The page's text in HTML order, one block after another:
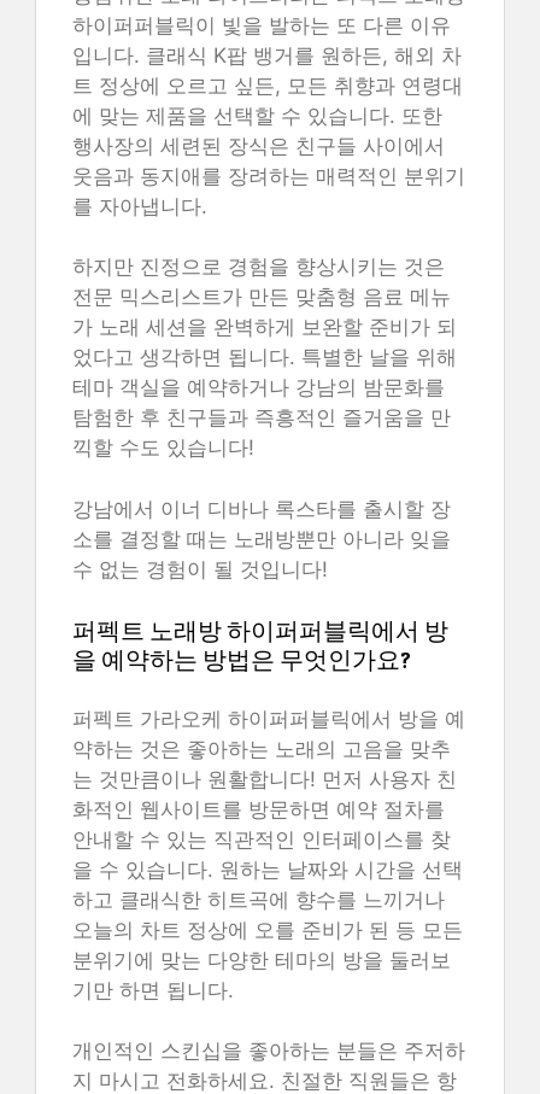
하이퍼퍼블릭이 빛을 발하는 또 다른 이유
입니다. 클래식 K팝 뱅거를 원하든, 해외 차
트 정상에 오르고 싶든, 모든 취향과 연령대
에 맞는 제품을 선택할 수 있습니다. 또한
행사장의 세련된 장식은 친구들 사이에서
웃음과 동지애를 장려하는 매력적인 분위기
를 자아냅니다.
하지만 진정으로 경험을 향상시키는 것은
전문 믹스리스트가 만든 맞춤형 음료 메뉴
가 노래 세션을 완벽하게 보완할 준비가 되
었다고 생각하면 됩니다. 특별한 날을 위해
테마 객실을 예약하거나 강남의 밤문화를
탐험한 후 친구들과 즉흥적인 즐거움을 만
끽할 수도 있습니다!
강남에서 이너 디바나 록스타를 출시할 장
소를 결정할 때는 노래방뿐만 아니라 잊을
수 없는 경험이 될 것입니다!
퍼펙트 노래방 하이퍼퍼블릭에서 방
을 예약하는 방법은 무엇인가요?
퍼펙트 가라오케 하이퍼퍼블릭에서 방을 예
약하는 것은 좋아하는 노래의 고음을 맞추
는 것만큼이나 원활합니다! 먼저 사용자 친
화적인 웹사이트를 방문하면 예약 절차를
안내할 수 있는 직관적인 인터페이스를 찾
을 수 있습니다. 원하는 날짜와 시간을 선택
하고 클래식한 히트곡에 향수를 느끼거나
오늘의 차트 정상에 오를 준비가 된 등 모든
분위기에 맞는 다양한 테마의 방을 둘러보
기만 하면 됩니다.
개인적인 스킨십을 좋아하는 분들은 주저하
지 마시고 전화하세요. 친절한 직원들은 항